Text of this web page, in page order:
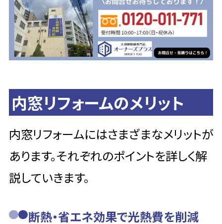
内窓リフォームのメリット
内窓リフォームにはさまざまなメリットが
あります。それぞれのポイントを詳しく解
説していきます。
断熱・省エネ効果で光熱費を削減